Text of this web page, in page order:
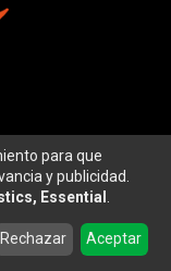
Account
para que
y publicidad.
Essential
Rechazar Aceptar